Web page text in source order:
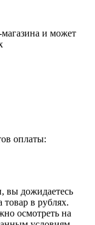
магазина и может
оплаты:
вы дожидаетесь
товар в рублях.
осмотреть на